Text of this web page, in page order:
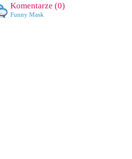
Komentarze (0)
Funny Mask